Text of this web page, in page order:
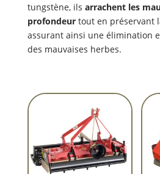
tungstène, ils arrachent les
profondeurtout en préservant
assurant ainsi une élimination
des mauvaises herbes.